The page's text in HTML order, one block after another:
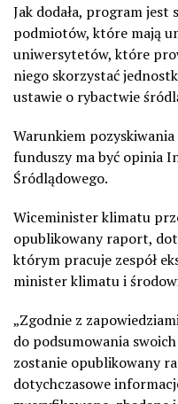
Jak dodała, program
podmiotów, które mają
uniwersytetów, które
niego skorzystać
ustawie o rybactwie
Warunkiem
funduszy ma być opinia
Śródlądowego.
Wiceminister klimatu
opublikowany raport,
którym pracuje zespół
minister klimatu i
„Zgodnie z
do podsumowania
zostanie opublikowany
dotychczasowe